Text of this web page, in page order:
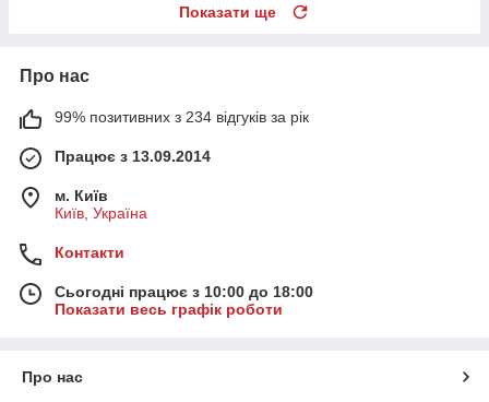
Показати ще
Про нас
99% позитивних з 234 відгуків за рік
Працює з 13.09.2014
м. Київ
Київ, Україна
Контакти
Сьогодні працює з 10:00 до 18:00
Показати весь графік роботи
Про нас